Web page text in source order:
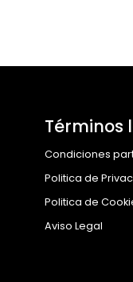
Términos
Condiciones
Politica de
Politica de
Aviso Legal